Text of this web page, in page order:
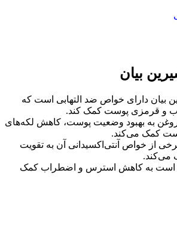
بیان
بیان دارای خواص ضد التهابی است که
و قرمزی پوست کمک کند.
به بهبود وضعیت پوست، کاهش لکه‌های
کمک می‌کند.
از خواص آنتی‌اکسیدانی آن به تقویت
می‌کند.
به کاهش استرس و اضطراب کمک